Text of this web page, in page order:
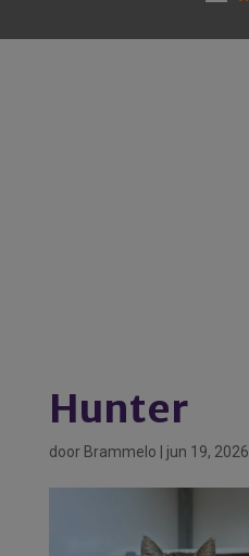
Hunter
door Brammelo jun 19, 2026